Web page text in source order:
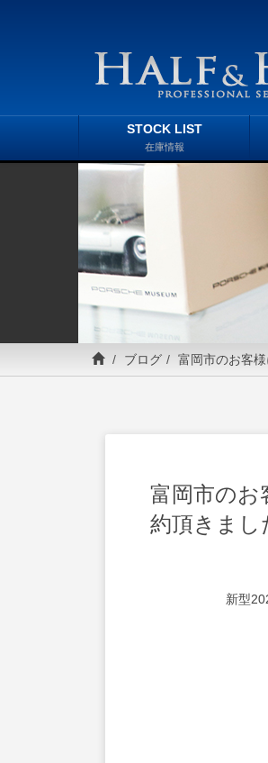
STOCK LIST
在庫情報
ブログ 富岡市のお客
富岡市のお
約頂きまし
新型